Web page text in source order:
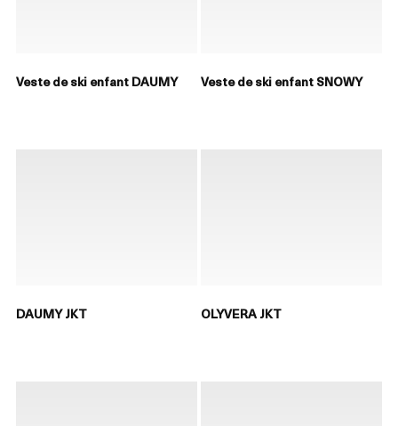
Veste de ski enfant DAUMY Veste de ski enfant SNOWY
DAUMY JKT OLYVERA JKT